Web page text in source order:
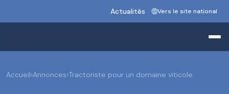
Actualités Vers le site national
Accueil›Annonces›Tractoriste pour un domaine viticole